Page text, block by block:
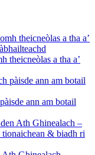
theicneòlas a tha a’
ann am botail